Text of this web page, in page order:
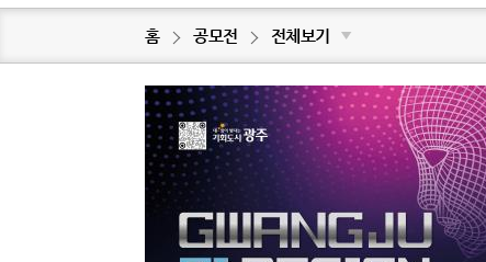
홈 공모전 전체보기 ▼